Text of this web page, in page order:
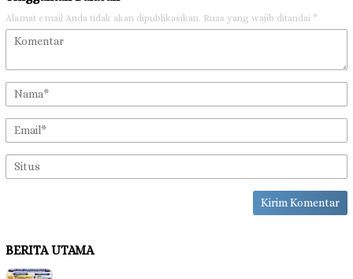
Alamat email Anda tidak akan dipublikasikan. Ruas yang wajib ditandai *
BERITA UTAMA